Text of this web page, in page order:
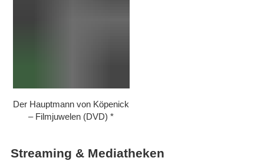
Der Hauptmann von Köpenick
– Filmjuwelen (DVD)
Streaming & Mediatheken